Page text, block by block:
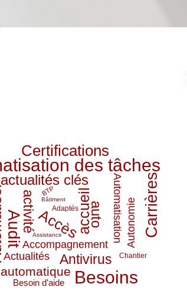
Accès
Accompagnement
accueil
activité
Actualités
actualités clés
Adaptés
Antivirus
Assistance
Audit auto
automatique
Automatisation
des tâches
Autonomie
Bâtiment
Besoin d'aide Besoins
BTP Carrières
Certifications
Chantier